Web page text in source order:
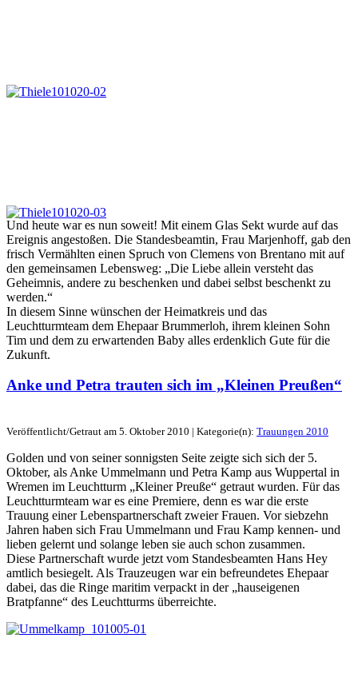
Und heute war es nun soweit! Mit einem Glas Sekt wurde auf das
Ereignis angestoßen. Die Standesbeamtin, Frau Marjenhoff, gab den
frisch Vermählten einen Spruch von Clemens von Brentano mit auf
den gemeinsamen Lebensweg: „Die Liebe allein versteht das
Geheimnis, andere zu beschenken und dabei selbst beschenkt zu
werden.“
In diesem Sinne wünschen der Heimatkreis und das
Leuchtturmteam dem Ehepaar Brummerloh, ihrem kleinen Sohn
Tim und dem zu erwartenden Baby alles erdenklich Gute für die
Zukunft.
Anke und Petra trauten sich im „Kleinen Preußen“
Veröffentlicht/Getraut am 5. Oktober 2010 | Kategorie(n): Trauungen 2010
Golden und von seiner sonnigsten Seite zeigte sich sich der 5.
Oktober, als Anke Ummelmann und Petra Kamp aus Wuppertal in
Wremen im Leuchtturm „Kleiner Preuße“ getraut wurden. Für das
Leuchtturmteam war es eine Premiere, denn es war die erste
Trauung einer Lebenspartnerschaft zweier Frauen. Vor siebzehn
Jahren haben sich Frau Ummelmann und Frau Kamp kennen- und
lieben gelernt und solange leben sie auch schon zusammen.
Diese Partnerschaft wurde jetzt vom Standesbeamten Hans Hey
amtlich besiegelt. Als Trauzeugen war ein befreundetes Ehepaar
dabei, das die Ringe maritim verpackt in der „hauseigenen
Bratpfanne“ des Leuchtturms überreichte.